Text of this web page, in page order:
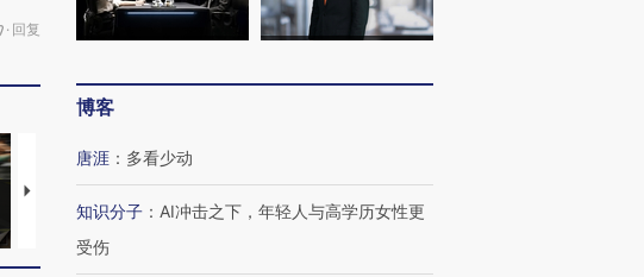
· 回复
马航飞行员跨国走私7万
粒摇头丸 尿检体内含3种
度Z世代 用街头抗争将教
机”？难民潮撕裂西班牙
博客
唐涯 ： 多看少动
知识分子 ： AI冲击之下，年轻人与高学历女性更
受伤